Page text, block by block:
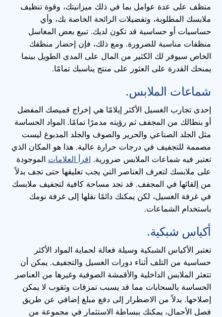
منظف على عدة عوامل بما في ذلك ميزانيتك، وقوة تنظيف
ملابسك المطلوبة، وتفضيلات الرائحة الخاصة بك، وأي
حساسيات أو حساسية قد تكون لديك. تبيع بعض المغاسل
منظفات مناسبة للضرورة. ومع ذلك، فإن إحضار منظفك
الخاص سيوفر لك الكثير من المال على المدى الطويل بينما
يمنحك القدرة على العثور على منتج يناسبك تمامًا.
شماعات الملابس.
إحدى تجارب الغسيل الأكثر إيلامًا هي إخراج قميصك المفضل
أو بنطالك من المجفف ثم رؤيته مدمرًا تمامًا. المواد الحساسة
مثل الجلد الصناعي والحرير والصوف والجلد المدبوغ ليست
مصممة للتجفيف في درجات حرارة عالية. هذا هو المكان الذي
تعتبر فيه شماعات الملابس ضرورية. اقرأ العلامات الموجودة
على ملابسك لتعرف العناصر التي يجب تعليقها حتى تجف بدلاً
من إلقائها في المجفف. قد تجد مساحة كافية لتجفيف ملابسك
في غرفة الغسيل، لكن يمكنك دائمًا نقلها إلى غرفة نومك
باستخدام الشماعات.
أكياس شبكية.
تعتبر الأكياس الشبكية وسيلة فعالة لحماية المواد الأكثر
حساسية من التلف أثناء دورات الغسيل والتجفيف. يمكن أن
تتعثر الملابس الداخلية والأقمشة الصوفية وغيرها من العناصر
الحساسة بالسحابات مما قد يسبب تمزقات وثقوب لا يمكن
إصلاحها. بدلاً من الاضطرار إلى دفع مبلغ إضافي عن طريق
فصل الأحمال، يمكنك ببساطة الاستثمار في مجموعة من